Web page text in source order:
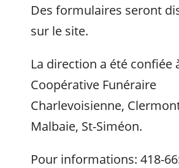
Des formulaires seront
sur le site.
La direction a été confiée
Coopérative Funéraire
Charlevoisienne,
Malbaie, St-Siméon.
Pour informations: 418-